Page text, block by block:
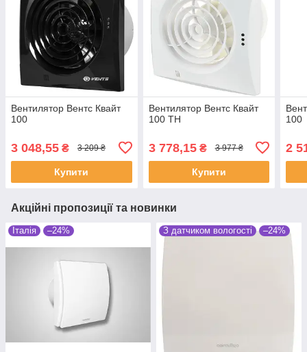
Вентилятор Вентс Квайт
100
3 048,55 ₴ 3 209 ₴
Купити
Вентилятор Вентс Квайт
100 ТН
3 778,15₴ 3 977 ₴
Купити
100
2
Акційні пропозиції та новинки
Італія –24% З датчиком вологості –24%